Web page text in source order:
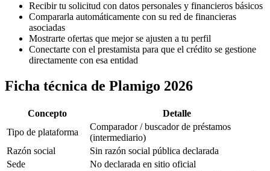
Recibir tu solicitud con datos personales y financieros básicos
Compararla automáticamente con su red de financieras
asociadas
Mostrarte ofertas que mejor se ajusten a tu perfil
Conectarte con el prestamista para que el crédito se gestione
directamente con esa entidad
Ficha técnica de Plamigo 2026
Concepto
Detalle
Tipo de plataforma
Comparador / buscador de préstamos
(intermediario)
Razón social
Sin razón social pública declarada
Sede
No declarada en sitio oficial